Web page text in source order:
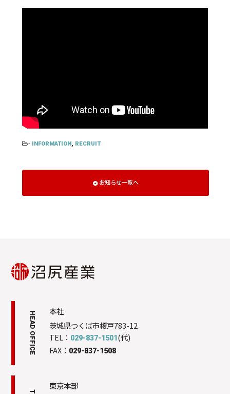
- INFORMATION, RECRUIT
お知らせ一覧へ
HEAD OFFICE
本社
茨城県つくば市榎戸783-12
TEL： 029-837-1501(代)
FAX： 029-837-1508
東京本部